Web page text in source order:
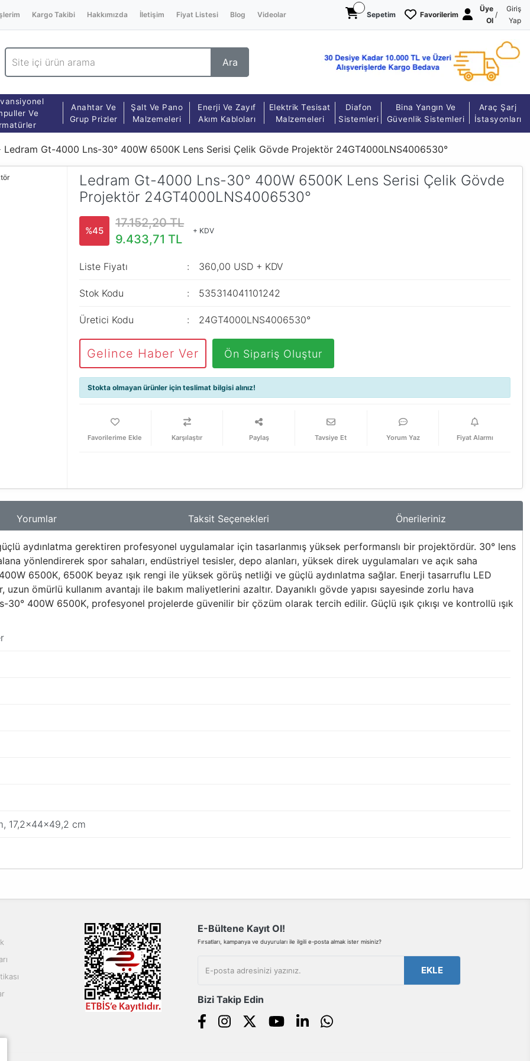
Kargo Takibi Hakkımızda İletişim Fiyat Listesi Blog Videolar Sepetim Favorilerim
Üye
Ol
/
Giriş
Yap
Ara
Ve
Anahtar Ve
Grup Prizler
Şalt Ve Pano
Malzemeleri
Enerji Ve Zayıf
Akım Kabloları
Elektrik Tesisat
Malzemeleri
Diafon
Sistemleri
Bina Yangın Ve
Güvenlik Sistemleri
Araç Şarj
İstasyonları
Ledram Gt-4000 Lns-30° 400W 6500K Lens Serisi Çelik Gövde Projektör 24GT4000LNS4006530°
Ledram Gt-4000 Lns-30° 400W 6500K Lens Serisi Çelik Gövde
Projektör 24GT4000LNS4006530°
%45
17.152,20 TL
9.433,71 TL
+ KDV
Liste Fiyatı 360,00 USD + KDV
Stok Kodu 535314041101242
Üretici Kodu 24GT4000LNS4006530°
Gelince Haber Ver Ön Sipariş Oluştur
Stokta olmayan ürünler için teslimat bilgisi alınız!
Karşılaştır Paylaş Tavsiye Et Yorum Yaz Fiyat Alarmı
Yorumlar Taksit Seçenekleri Önerileriniz
aydınlatma gerektiren profesyonel uygulamalar için tasarlanmış yüksek performanslı bir projektördür. 30° lens
yönlendirerek spor sahaları, endüstriyel tesisler, depo alanları, yüksek direk uygulamaları ve açık saha
6500K, 6500K beyaz ışık rengi ile yüksek görüş netliği ve güçlü aydınlatma sağlar. Enerji tasarruflu LED
ömürlü kullanım avantajı ile bakım maliyetlerini azaltır. Dayanıklı gövde yapısı sayesinde zorlu hava
30° 400W 6500K, profesyonel projelerde güvenilir bir çözüm olarak tercih edilir. Güçlü ışık çıkışı ve kontrollü ışık
17,2x44x49,2 cm
E-Bültene Kayıt Ol!
Fırsatları, kampanya ve duyuruları ile ilgili e-posta almak ister misiniz?
EKLE
Bizi Takip Edin